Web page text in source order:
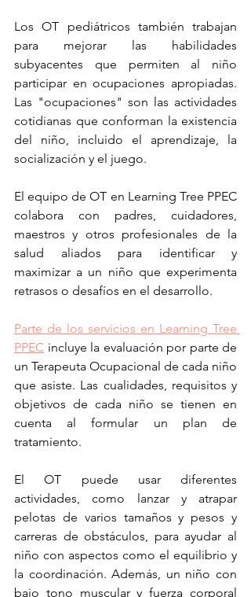
Los OT pediátricos también trabajan
para mejorar las habilidades
subyacentes que permiten al niño
participar en ocupaciones apropiadas.
Las "ocupaciones" son las actividades
cotidianas que conforman la existencia
del niño, incluido el aprendizaje, la
socialización y el juego.
El equipo de OT en Learning Tree PPEC
colabora con padres, cuidadores,
maestros y otros profesionales de la
salud aliados para identificar y
maximizar a un niño que experimenta
retrasos o desafíos en el desarrollo.
Parte de los servicios en Learning Tree
PPEC incluye la evaluación por parte de
un Terapeuta Ocupacional de cada niño
que asiste. Las cualidades, requisitos y
objetivos de cada niño se tienen en
cuenta al formular un plan de
tratamiento.
El OT puede usar diferentes
actividades, como lanzar y atrapar
pelotas de varios tamaños y pesos y
carreras de obstáculos, para ayudar al
niño con aspectos como el equilibrio y
la coordinación. Además, un niño con
bajo tono muscular y fuerza corporal